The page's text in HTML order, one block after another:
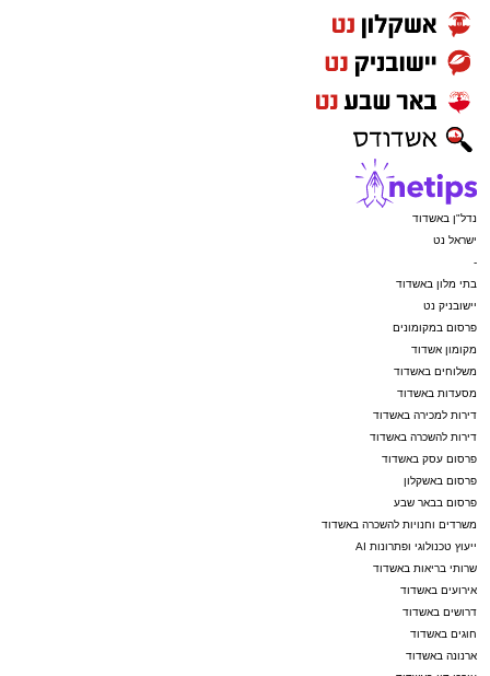
נדל"ן באשדוד
ישראל נט
-
בתי מלון באשדוד
יישובניק נט
פרסום במקומונים
מקומון אשדוד
משלוחים באשדוד
מסעדות באשדוד
דירות למכירה באשדוד
דירות להשכרה באשדוד
פרסום עסק באשדוד
פרסום באשקלון
פרסום בבאר שבע
משרדים וחנויות להשכרה באשדוד
ייעוץ טכנולוגי ופתרונות AI
שרותי בריאות באשדוד
אירועים באשדוד
דרושים באשדוד
חוגים באשדוד
ארנונה באשדוד